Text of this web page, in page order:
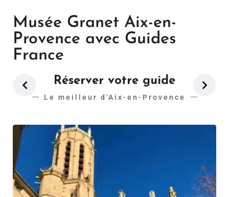
Musée Granet Aix-en-
Provence avec Guides
France
Réserver votre guide
Le meilleur d'Aix-en-Provence